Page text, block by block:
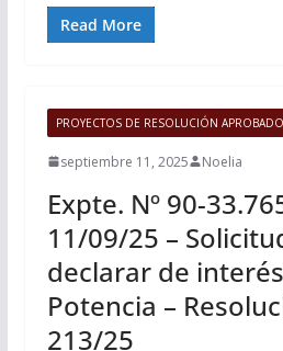
Read More
PROYECTOS DE RESOLUCIÓN
septiembre 11, 2025 Noelia
Expte. Nº 90-
11/09/25 –
declarar de
Potencia –
213/25